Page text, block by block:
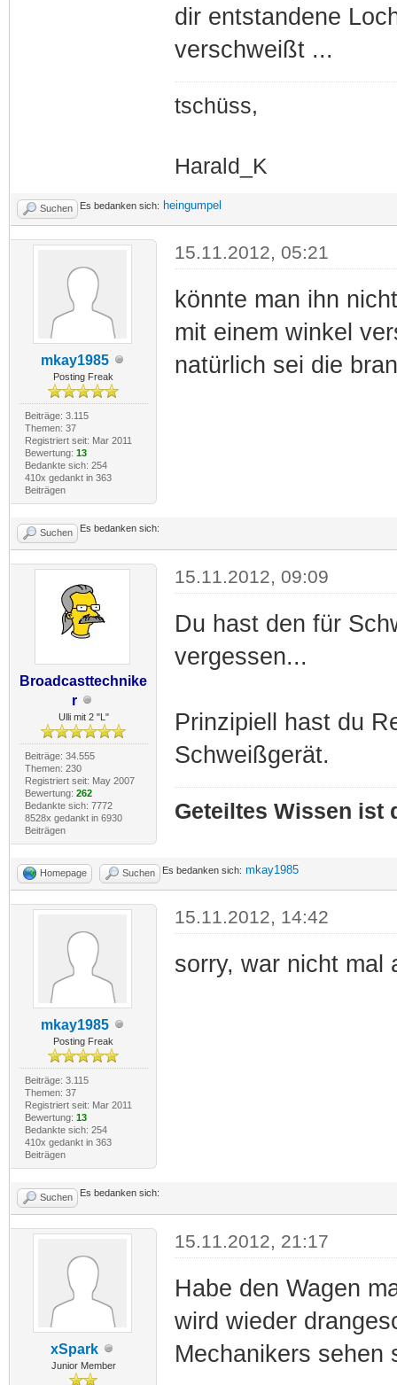
dir entstandene
verschweißt ...
tschüss,
Harald_K
Suchen Es bedanken sich: heingumpel
mkay1985
Posting Freak
Beiträge: 3.115
Themen: 37
Registriert seit: Mar 2011
Bewertung: 13
Bedankte sich: 254
410x gedankt in 363
Beiträgen
15.11.2012, 05:21
könnte man ihn
mit einem winkel
natürlich sei die
Suchen Es bedanken sich:
Broadcasttechnike
r
Ulli mit 2 "L"
Beiträge: 34.555
Themen: 230
Registriert seit: May 2007
Bewertung: 262
Bedankte sich: 7772
8528x gedankt in 6930
Beiträgen
15.11.2012, 09:09
Du hast den für
vergessen...
Prinzipiell hast du
Schweißgerät.
Geteiltes Wissen ist
Homepage Suchen Es bedanken sich: mkay1985
mkay1985
Posting Freak
Beiträge: 3.115
Themen: 37
Registriert seit: Mar 2011
Bewertung: 13
Bedankte sich: 254
410x gedankt in 363
Beiträgen
15.11.2012, 14:42
sorry, war nicht mal
Suchen Es bedanken sich:
xSpark
Junior Member
15.11.2012, 21:17
Habe den Wagen
wird wieder
Mechanikers sehen